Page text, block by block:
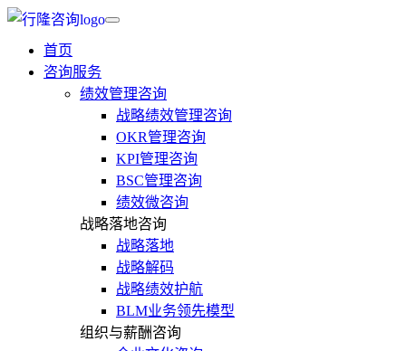
首页
咨询服务
绩效管理咨询
战略绩效管理咨询
OKR管理咨询
KPI管理咨询
BSC管理咨询
绩效微咨询
战略落地咨询
战略落地
战略解码
战略绩效护航
BLM业务领先模型
组织与薪酬咨询